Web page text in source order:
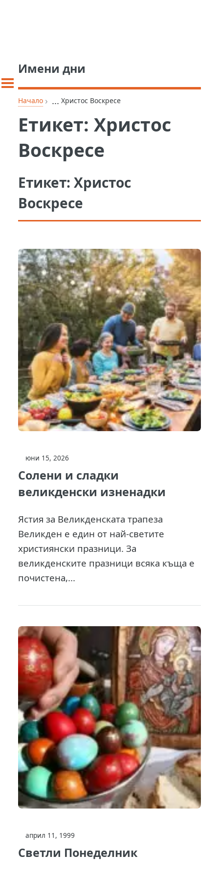
Имени дни
Начало › ... Христос Воскресе
Етикет:Христос
Воскресе
Етикет:Христос
Воскресе
юни 15, 2026
Солени и сладки
великденски изненадки
Ястия за Великденската трапеза
Великден е един от най-светите
християнски празници. За
великденските празници всяка къща е
почистена,...
април 11, 1999
Светли Понеделник